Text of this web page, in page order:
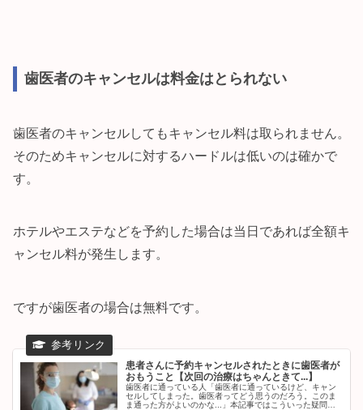
歯医者のキャンセルは料金はとられない
歯医者のキャンセルしてもキャンセル料は取られません。
そのためキャンセルに対するハードルは低いのは確かで
す。
ホテルやエステなどを予約した場合は当日であれば全額キ
ャンセル料が発生します。
ですが歯医者の場合は無料です。
患者さんに予約キャンセルされたときに歯医者が
おもうこと【次回の治療はちゃんときて...】
歯医者に通っている人「歯医者に通っているけど、キャン
セルしてしまった。歯医者ってどう思うのだろう。このま
ま通った方がよいのかな...」本記事ではこういった疑問に